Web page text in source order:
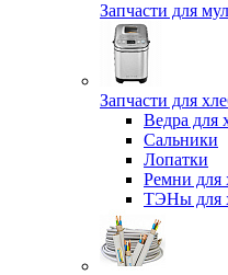
Запчасти для
Запчасти для
Ведра для
Сальники
Лопатки
Ремни для
ТЭНы для